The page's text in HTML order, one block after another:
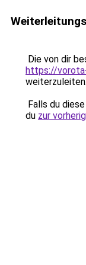
Die von dir
https://
weiterzuleiten.
Falls du
du zur